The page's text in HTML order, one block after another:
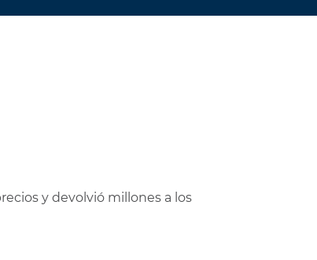
PERSONALES
y devolvió millones a los